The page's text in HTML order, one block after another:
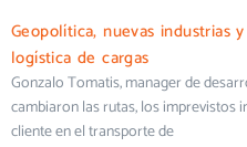
Geopolítica, nuevas industrias
logística de cargas
Gonzalo Tomatis, manager de
cambiaron las rutas, los imprevistos
cliente en el transporte de